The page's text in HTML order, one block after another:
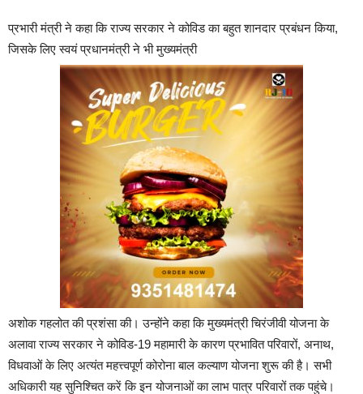
प्रभारी मंत्री ने कहा कि राज्य सरकार ने कोविड का बहुत शानदार प्रबंधन किया,
जिसके लिए स्वयं प्रधानमंत्री ने भी मुख्यमंत्री
अशोक गहलोत की प्रशंसा की। उन्होंने कहा कि मुख्यमंत्री चिरंजीवी योजना के
अलावा राज्य सरकार ने कोविड-19 महामारी के कारण प्रभावित परिवारों, अनाथ,
विधवाओं के लिए अत्यंत महत्त्वपूर्ण कोरोना बाल कल्याण योजना शुरू की है। सभी
अधिकारी यह सुनिश्चित करें कि इन योजनाओं का लाभ पात्र परिवारों तक पहुंचे।